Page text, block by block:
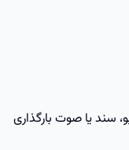
سند یا صوت بارگذاری